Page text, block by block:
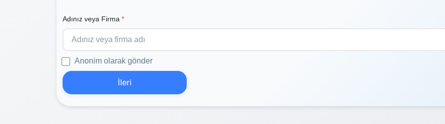
Adınız veya Firma *
Anonim olarak gönder
İleri